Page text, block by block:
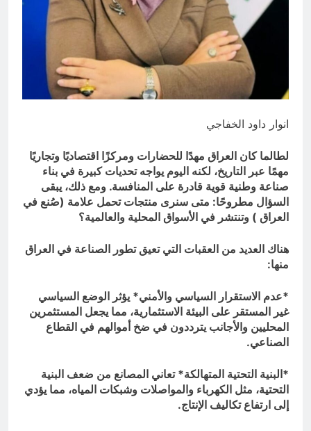
13 ساعة Ago
لوحة النشوة / راي الفلسفة
التجريدية للانسان
13 ساعة Ago
انوار داود الخفاجي
لطالما كان العراق مهدًا للحضارات ومركزًا اقتصاديًا وتجاريًا
مهمًا عبر التاريخ، لكنه اليوم يواجه تحديات كبيرة في بناء
صناعة وطنية قوية قادرة على المنافسة. ومع ذلك، يبقى
السؤال مطروحًا: متى سنرى منتجات تحمل علامة (صُنع في
العراق ) وتنتشر في الأسواق المحلية والعالمية؟
هناك العديد من العقبات التي تعيق تطور الصناعة في العراق
منها:
*عدم الاستقرار السياسي والأمني* يؤثر الوضع السياسي
غير المستقر على البيئة الاستثمارية، مما يجعل المستثمرين
المحليين والأجانب يترددون في ضخ أموالهم في القطاع
الصناعي.
*البنية التحتية المتهالكة* تعاني المصانع من ضعف البنية
التحتية، مثل الكهرباء والمواصلات وشبكات المياه، مما يؤدي
إلى ارتفاع تكاليف الإنتاج.